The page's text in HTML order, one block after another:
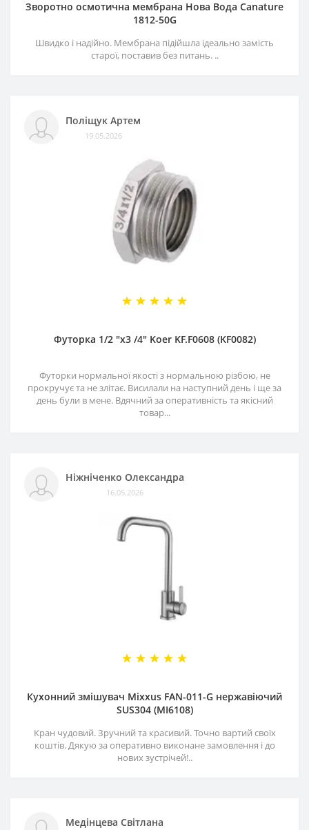
Зворотно осмотична мембрана Нова Вода Canature
1812-50G
Швидко і надійно. Мембрана підійшла ідеально замість
старої, поставив без питань. ..
Поліщук Артем
19.05.2026
Футорка 1/2 "х3 /4" Koer KF.F0608 (KF0082)
Футорки нормальної якості з нормальною різбою, не
прокручує та не злітає. Висилали на наступний день і ще за
день були в мене. Вдячний за оперативність та якісний
товар...
Ніжніченко Олександра
16.05.2026
Кухонний змішувач Mixxus FAN-011-G нержавіючий
SUS304 (MI6108)
Кран чудовий. Зручний та красивий. Точно вартий своїх
коштів. Дякую за оперативно виконане замовлення і до
нових зустрічей!..
Медінцева Світлана